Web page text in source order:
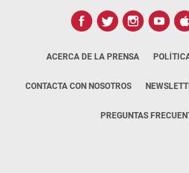
ACERCA DE LA PRENSA
CONTACTA CON NOSOTROS
PREGUNTAS